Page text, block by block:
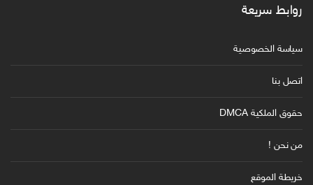
روابط سريعة
سياسة الخصوصية
اتصل بنا
حقوق الملكية DMCA
من نحن !
خريطة الموقع